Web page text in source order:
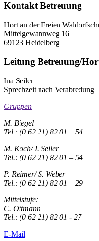
Kontakt Betreuung
Hort an der Freien
Mittelgewannweg 16
69123 Heidelberg
Leitung Betreuung/
Ina Seiler
Sprechzeit nach Verabredung
Gruppen
M. Biegel
Tel.: (0 62 21) 82 01 – 54
M. Koch/ I. Seiler
Tel.: (0 62 21) 82 01 – 54
P. Reimer/ S. Weber
Tel.: (0 62 21) 82 01 – 29
Mittelstufe:
C. Ottmann
Tel.: (0 62 21) 82 01 - 27
E-Mail